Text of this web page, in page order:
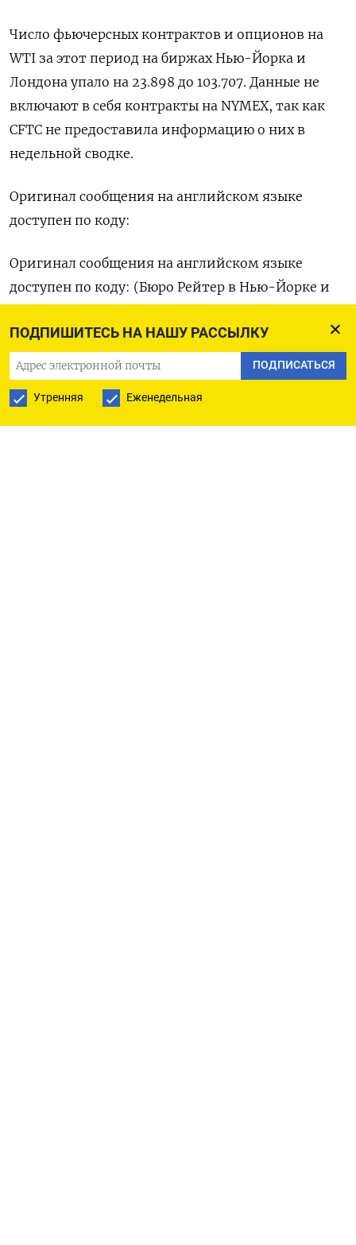
ПОДПИШИТЕСЬ НА НАШУ РАССЫЛКУ
ПОДПИСАТЬСЯ
Утренняя Еженедельная
Число фьючерсных ​контрактов и ‌опционов на
WTI за ​этот период на биржах ‌Нью-Йорка и
Лондона упало на 23.898 до ​103.707. Данные ​не
‌включают в себя ​контракты на NYMEX, так как
CFTC не предоставила информацию о них в
недельной сводке.
Оригинал сообщения ​на английском ⁠языке
доступен по коду:
Оригинал ‌сообщения на английском ‌языке
доступен по коду: (Бюро ​Рейтер в Нью-Йорке ‌и
ПОДПИСАТЬСЯ В GOOGLE